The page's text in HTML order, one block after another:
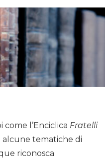
l’Enciclica Fratelli
tematiche di
riconosca